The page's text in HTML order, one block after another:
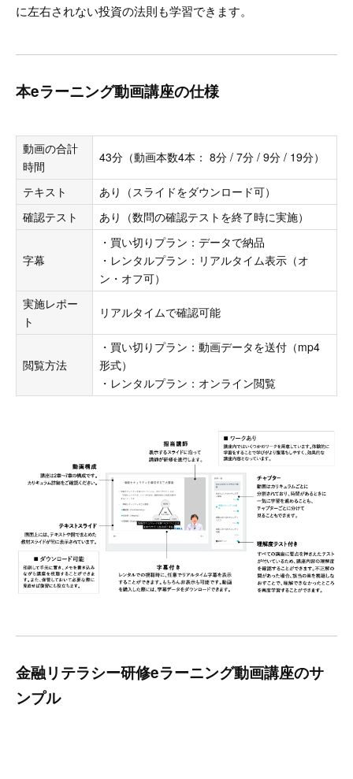
に左右されない投資の法則も学習できます。
本eラーニング動画講座の仕様
動画の合計
時間
43分（動画本数4本： 8分 / 7分 / 9分 / 19分）
テキスト
あり（スライドをダウンロード可）
確認テスト
あり（数問の確認テストを終了時に実施）
字幕
・買い切りプラン：データで納品
・レンタルプラン：リアルタイム表示（オ
ン・オフ可）
実施レポー
ト
リアルタイムで確認可能
閲覧方法
・買い切りプラン：動画データを送付（mp4
形式）
・レンタルプラン：オンライン閲覧
金融リテラシー研修eラーニング動画講座のサ
ンプル